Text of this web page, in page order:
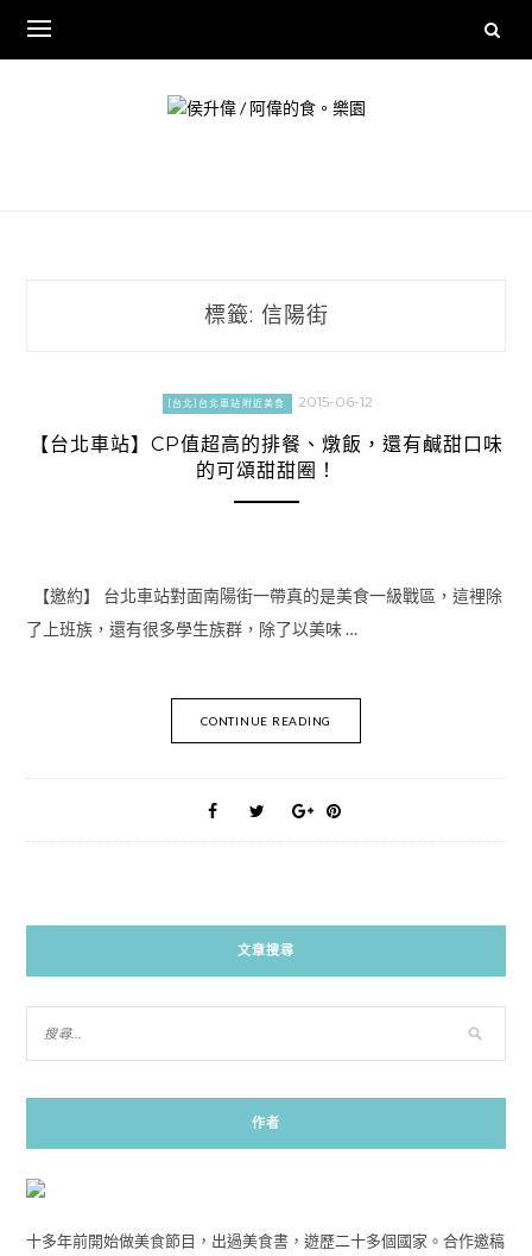
content
標籤: 信陽街
[台北]台北車站附近美食 2015-06-12
【台北車站】CP值超高的排餐、燉飯，還有鹹甜口味
的可頌甜甜圈！
【邀約】 台北車站對面南陽街一帶真的是美食一級戰區，這裡除
了上班族，還有很多學生族群，除了以美味 …
CONTINUE READING
文章搜尋
作者
十多年前開始做美食節目，出過美食書，遊歷二十多個國家。合作邀稿